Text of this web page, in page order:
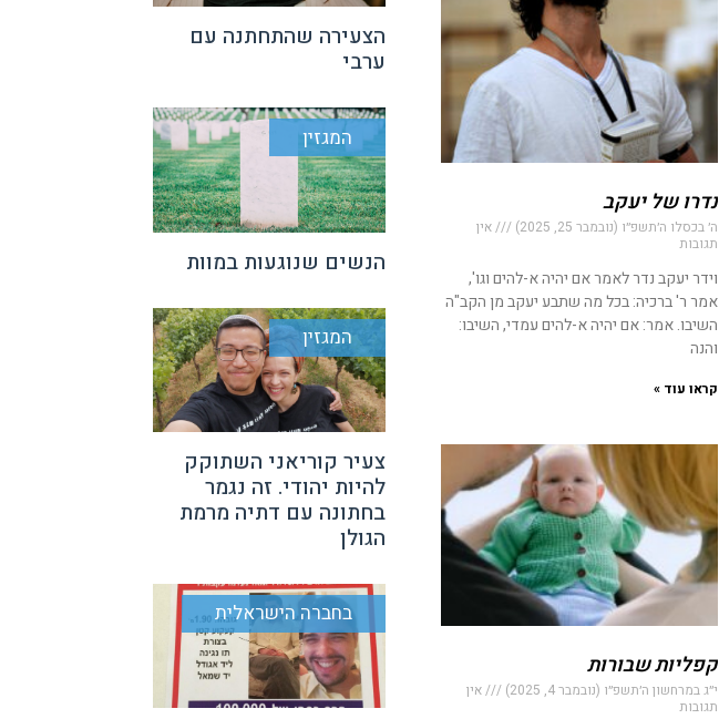
נדרו של יעקב
ה׳ בכסלו ה׳תשפ״ו (נובמבר 25, 2025)
אין
תגובות
וידר יעקב נדר לאמר אם יהיה א-להים וגו',
אמר ר' ברכיה: בכל מה שתבע יעקב מן הקב"ה
השיבו. אמר: אם יהיה א-להים עמדי, השיבו:
והנה
קראו עוד »
קפליות שבורות
י״ג במרחשון ה׳תשפ״ו (נובמבר 4, 2025)
אין
תגובות
הצעירה שהתחתנה עם
ערבי
המגזין
הנשים שנוגעות במוות
המגזין
צעיר קוריאני השתוקק
להיות יהודי. זה נגמר
בחתונה עם דתיה מרמת
הגולן
בחברה הישראלית